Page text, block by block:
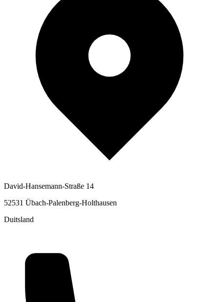
David-Hansemann-Straße 14
52531 Übach-Palenberg-Holthausen
Duitsland